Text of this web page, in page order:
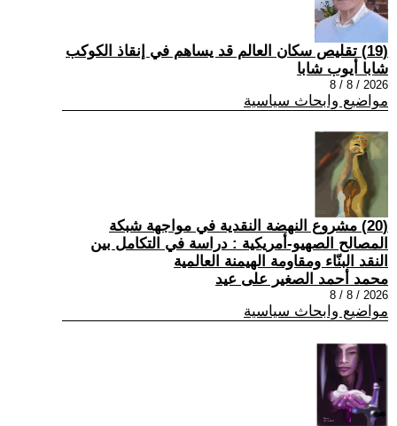
(19) تقليص سكان العالم قد يساهم في إنقاذ الكوكب
شابا أيوب شابا
2026 / 8 / 8
مواضيع وابحاث سياسية
(20) مشروع النهضة النقدية في مواجهة شبكة
المصالح الصهيو-أمريكية : دراسة في التكامل بين
النقد البنّاء ومقاومة الهيمنة العالمية
محمد أحمد الصغير على عيد
2026 / 8 / 8
مواضيع وابحاث سياسية